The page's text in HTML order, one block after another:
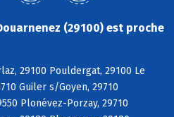
(29100) est proche
29100 Pouldergat, 29100 Le
Guiler s/Goyen, 29710
Plonévez-Porzay, 29710